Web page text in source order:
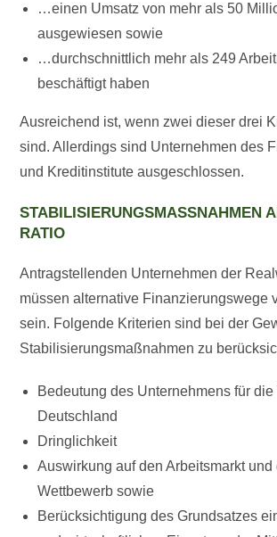
…einen Umsatz von mehr als 50
ausgewiesen sowie
…durchschnittlich mehr als 249
beschäftigt haben
Ausreichend ist, wenn zwei dieser drei
sind. Allerdings sind Unternehmen des
und Kreditinstitute ausgeschlossen.
STABILISIERUNGSMASSNAHMEN
ATIO
Antragstellenden Unternehmen der
müssen alternative Finanzierungswege
sein. Folgende Kriterien sind bei der
Stabilisierungsmaßnahmen zu
Bedeutung des Unternehmens für die
Deutschland
Dringlichkeit
Auswirkung auf den Arbeitsmarkt und
Wettbewerb sowie
Berücksichtigung des Grundsatzes